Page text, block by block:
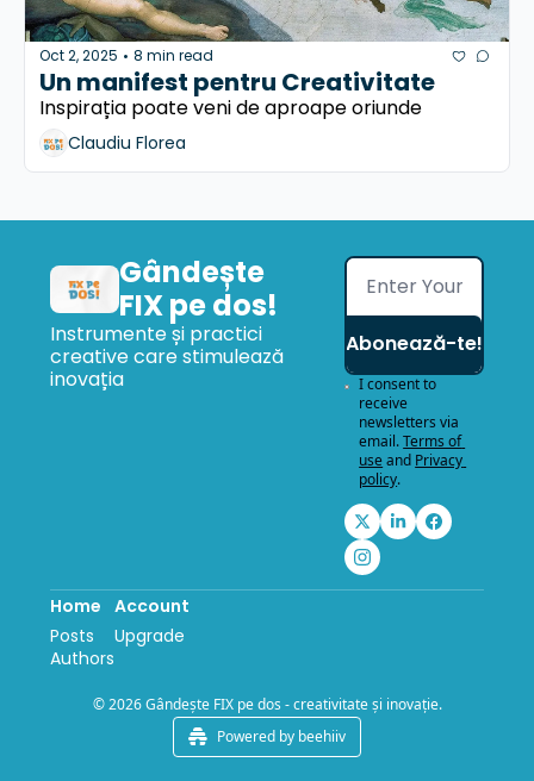
Oct 2, 2025 • 8 min read
Un manifest pentru Creativitate
Inspirația poate veni de aproape oriunde
Claudiu Florea
Gândește
FIX pe dos!
Instrumente și practici
creative care stimulează
inovația
Abonează-te!
I consent to
receive
newsletters via
email.Terms of
useand Privacy
policy.
Home
Posts
Authors
Account
Upgrade
© 2026 Gândește FIX pe dos - creativitate și inovație.
Powered by beehiiv